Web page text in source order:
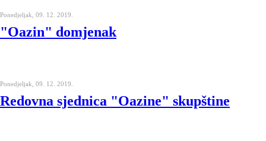
Ponedjeljak, 09. 12. 2019.
"Oazin" domjenak
Ponedjeljak, 09. 12. 2019.
Redovna sjednica "Oazine" skupštine